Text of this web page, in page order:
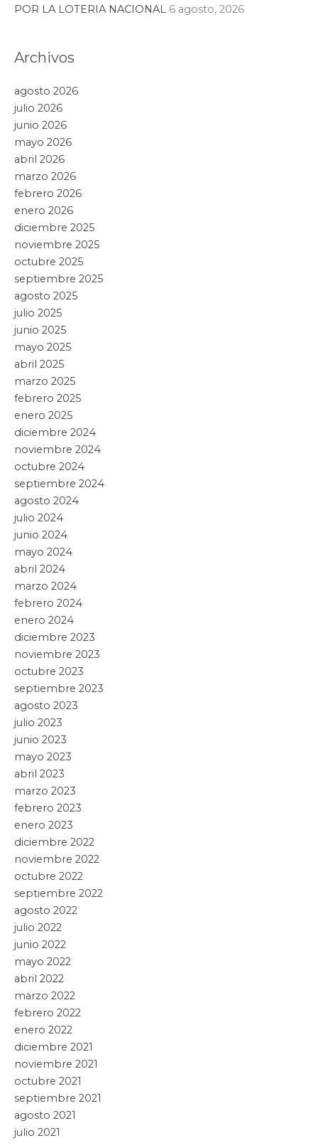
POR LA LOTERIA NACIONAL 6 agosto, 2026
Archivos
agosto 2026
julio 2026
junio 2026
mayo 2026
abril 2026
marzo 2026
febrero 2026
enero 2026
diciembre 2025
noviembre 2025
octubre 2025
septiembre 2025
agosto 2025
julio 2025
junio 2025
mayo 2025
abril 2025
marzo 2025
febrero 2025
enero 2025
diciembre 2024
noviembre 2024
octubre 2024
septiembre 2024
agosto 2024
julio 2024
junio 2024
mayo 2024
abril 2024
marzo 2024
febrero 2024
enero 2024
diciembre 2023
noviembre 2023
octubre 2023
septiembre 2023
agosto 2023
julio 2023
junio 2023
mayo 2023
abril 2023
marzo 2023
febrero 2023
enero 2023
diciembre 2022
noviembre 2022
octubre 2022
septiembre 2022
agosto 2022
julio 2022
junio 2022
mayo 2022
abril 2022
marzo 2022
febrero 2022
enero 2022
diciembre 2021
noviembre 2021
octubre 2021
septiembre 2021
agosto 2021
julio 2021